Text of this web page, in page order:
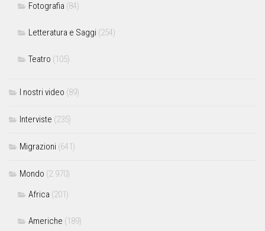
Fotografia (84)
Letteratura e Saggi (254)
Teatro (105)
I nostri video (89)
Interviste (235)
Migrazioni (641)
Mondo (2.970)
Africa (201)
Americhe (189)